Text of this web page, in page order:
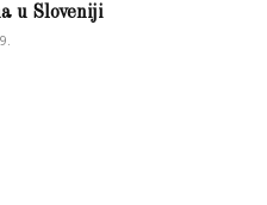
u Sloveniji